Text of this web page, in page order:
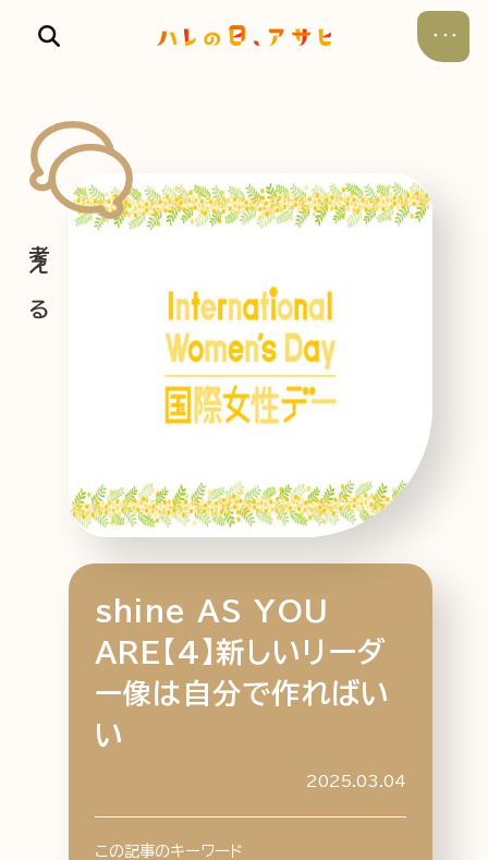
食べる
飲む
暮らす
遊ぶ
考える
特集記事 連載 アサヒの人
夏のビール特集2025 ビール
お酒との付き合い方 ウイスキー
大阪・関西万博
shine AS YOU
ARE【4】新しいリーダ
ー像は自分で作ればい
い
2025.03.04
この記事のキーワード